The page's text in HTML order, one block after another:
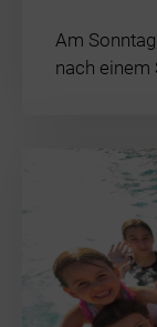
Am
nach einem